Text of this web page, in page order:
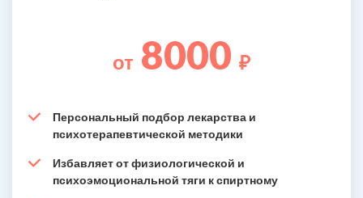
от 8000 ₽
Персональный подбор лекарства и
психотерапевтической методики
Избавляет от физиологической и
психоэмоциональной тяги к спиртному